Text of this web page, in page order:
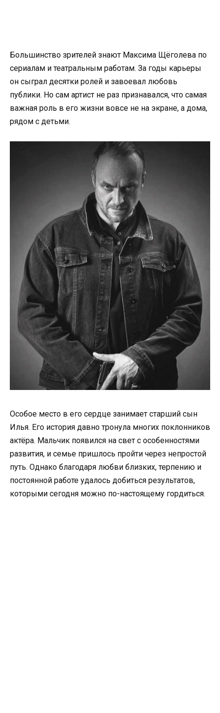
Большинство зрителей знают Максима Щёголева по
сериалам и театральным работам. За годы карьеры
он сыграл десятки ролей и завоевал любовь
публики. Но сам артист не раз признавался, что самая
важная роль в его жизни вовсе не на экране, а дома,
рядом с детьми.
Особое место в его сердце занимает старший сын
Илья. Его история давно тронула многих поклонников
актёра. Мальчик появился на свет с особенностями
развития, и семье пришлось пройти через непростой
путь. Однако благодаря любви близких, терпению и
постоянной работе удалось добиться результатов,
которыми сегодня можно по-настоящему гордиться.